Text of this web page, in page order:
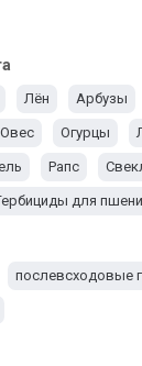
Лён Арбузы
Овес Огурцы
Рапс
для
послевсходовые